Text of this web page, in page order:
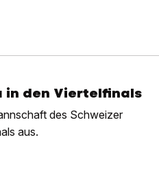
in den Viertelfinals
des Schweizer
aus.